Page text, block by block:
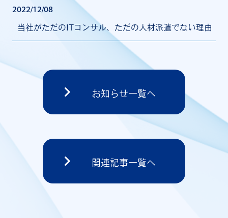
2022/12/08
当社がただのITコンサル、ただの人材派遣でない理由
お知らせ一覧へ
関連記事一覧へ